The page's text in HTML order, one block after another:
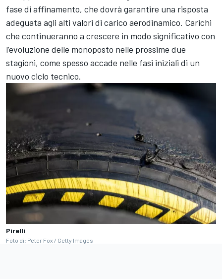
fase di affinamento, che dovrà garantire una risposta
adeguata agli alti valori di carico aerodinamico. Carichi
che continueranno a crescere in modo significativo con
l’evoluzione delle monoposto nelle prossime due
stagioni, come spesso accade nelle fasi iniziali di un
nuovo ciclo tecnico.
Pirelli
Foto di: Peter Fox / Getty Images